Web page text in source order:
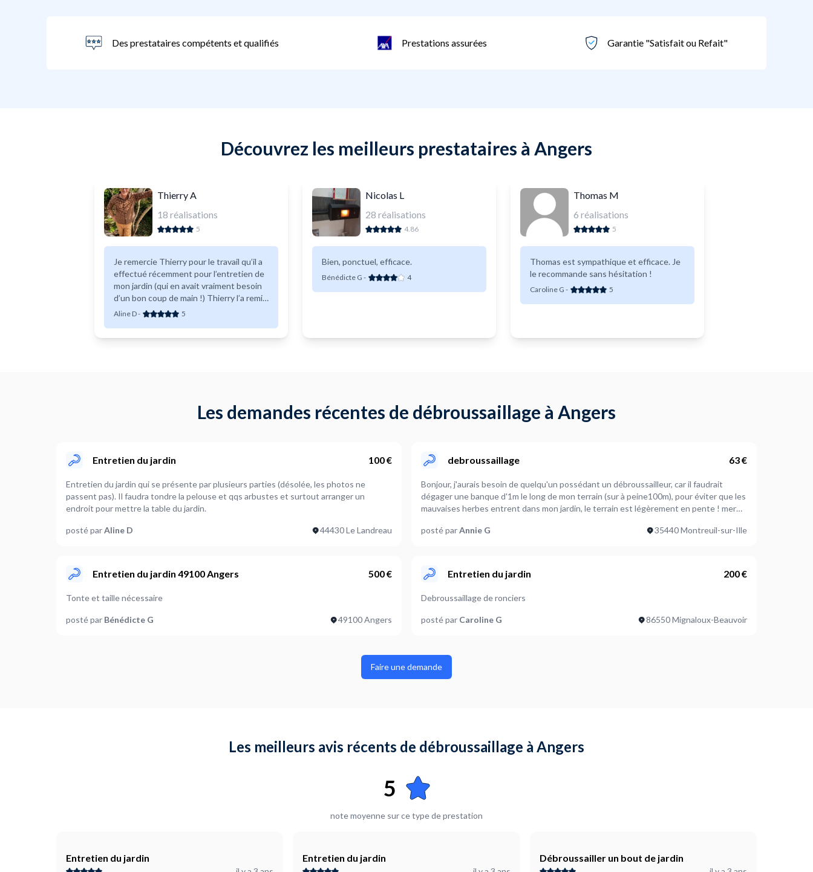
Des prestataires compétents et qualifiés Prestations assurées Garantie "Satisfait ou Refait"
Découvrez les meilleurs prestataires à Angers
Thierry A
18 réalisations
5
Je remercie Thierry pour le travail qu’il a
effectué récemment pour l’entretien de
mon jardin (qui en avait vraiment besoin
d’un bon coup de main !) Thierry l’a remis
en très bon état : la pelouse est tondue,
communicatif. En fin de compte, le
résultat était absolument satisfaisant !
son jardinier préféré ! Je vous
recommande Thierry si vous recherchez
un jardinier de qualité et bien équipé.
Donc je vous dis &quot; à bientôt
Aline D- 5
Nicolas L
28 réalisations
4.86
Bien, ponctuel, efficace.
Bénédicte G - 4
Thomas M
6 réalisations
5
Thomas est sympathique et efficace. Je
le recommande sans hésitation !
Caroline G - 5
Les demandes récentes de débroussaillage à Angers
Entretien du jardin 100 €
Entretien du jardin qui se présente par plusieurs parties (désolée, les photos ne
passent pas). Il faudra tondre la pelouse et qqs arbustes et surtout arranger un
endroit pour mettre la table du jardin.
posté parAline D 44430 Le Landreau
debroussaillage 63 €
Bonjour, j'aurais besoin de quelqu'un possédant un débroussailleur, car il faudrait
dégager une banque d'1m le long de mon terrain (sur à peine100m), pour éviter que les
mauvaises herbes entrent dans mon jardin, le terrain est légèrement en pente ! merci
posté parAnnie G 35440 Montreuil-sur-Ille
Entretien du jardin 49100 Angers 500 €
Tonte et taille nécessaire
posté par Bénédicte G 49100 Angers
Entretien du jardin 200 €
Debroussaillage de ronciers
posté par Caroline G 86550 Mignaloux-Beauvoir
Faire une demande
Les meilleurs avis récents de débroussaillage à Angers
5
note moyenne sur ce type de prestation
Entretien du jardin Entretien du jardin Débroussailler un bout de jardin